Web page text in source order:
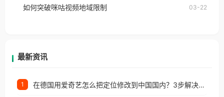
户收听网易云音乐地区版权限制」的问题，无论人在
如何突破咪咕视频地域限制 03-22
最新资讯
1 在德国用爱奇艺怎么把定位修改到中国国内？3步解决+2个实用场景分享